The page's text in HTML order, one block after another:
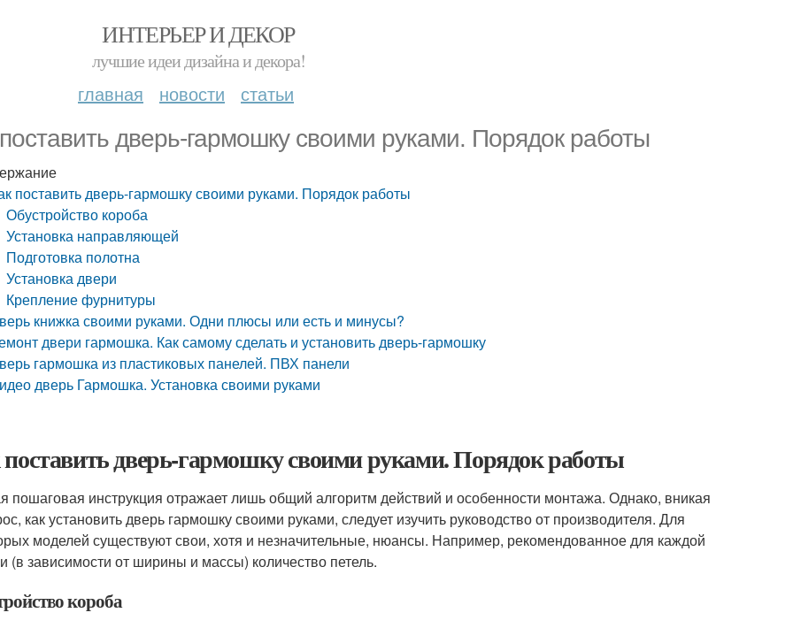
ИНТЕРЬЕР И ДЕКОР
лучшие идеи дизайна и декора!
главная новости статьи
дверь-гармошку своими руками. Порядок работы
поставить дверь-гармошку своими руками. Порядок работы
Обустройство короба
Установка направляющей
Подготовка полотна
Установка двери
Крепление фурнитуры
книжка своими руками. Одни плюсы или есть и минусы?
двери гармошка. Как самому сделать и установить дверь-гармошку
гармошка из пластиковых панелей. ПВХ панели
дверь Гармошка. Установка своими руками
дверь-гармошку своими руками. Порядок работы
пошаговая инструкция отражает лишь общий алгоритм действий и особенности монтажа. Однако, вникая
как установить дверь гармошку своими руками, следует изучить руководство от производителя. Для
моделей существуют свои, хотя и незначительные, нюансы. Например, рекомендованное для каждой
(в зависимости от ширины и массы) количество петель.
короба